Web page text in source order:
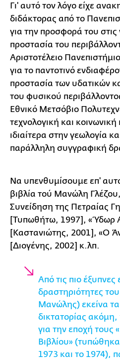
Γι' αυτό τον λόγο είχε
διδάκτορας από το
για την προσφορά του στις
προστασία του
Αριστοτέλειο
για το παντοτινό
προστασία των υδατικών
του φυσικού
Εθνικό Μετσόβιο
τεχνολογική και
ιδιαίτερα στην γεωλογία
παράλληλη συγγραφική
Να υπενθυμίσουμε επ'
βιβλία τού Μανώλη
Συνείδηση της Πετραίας
[Τυπωθήτω, 1997], «Ύδωρ
[Καστανιώτης, 2001], «Ο
[Διογένης, 2002] κ.λπ.
Από τις πιο έξυπνες
δραστηριότητες
Μανώλης) εκείνα τα
δικτατορίας
για την εποχή τους
Βιβλίου»
1973 και το 1974),